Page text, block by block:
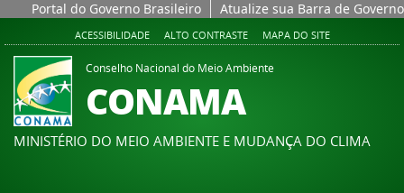
Portal do Governo Brasileiro Atualize sua Barra de Governo
ACESSIBILIDADE ALTO CONTRASTE MAPA DO SITE
Conselho Nacional do Meio Ambiente
CONAMA
MINISTÉRIO DO MEIO AMBIENTE E MUDANÇA DO CLIMA